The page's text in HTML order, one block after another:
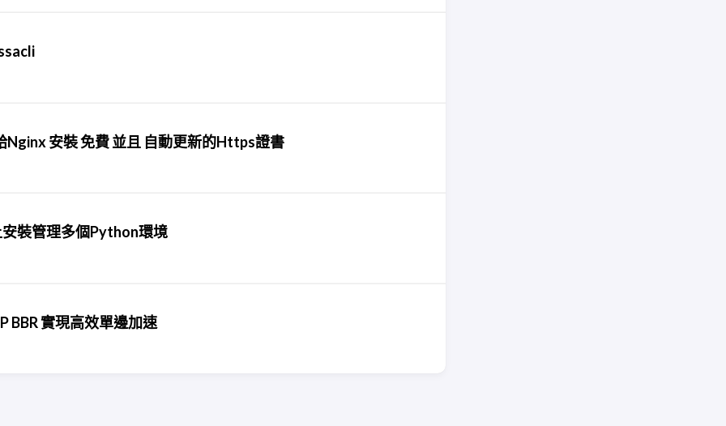
安裝 免費 並且 自動更新的Https證書
裝管理多個Python環境
BBR 實現高效單邊加速